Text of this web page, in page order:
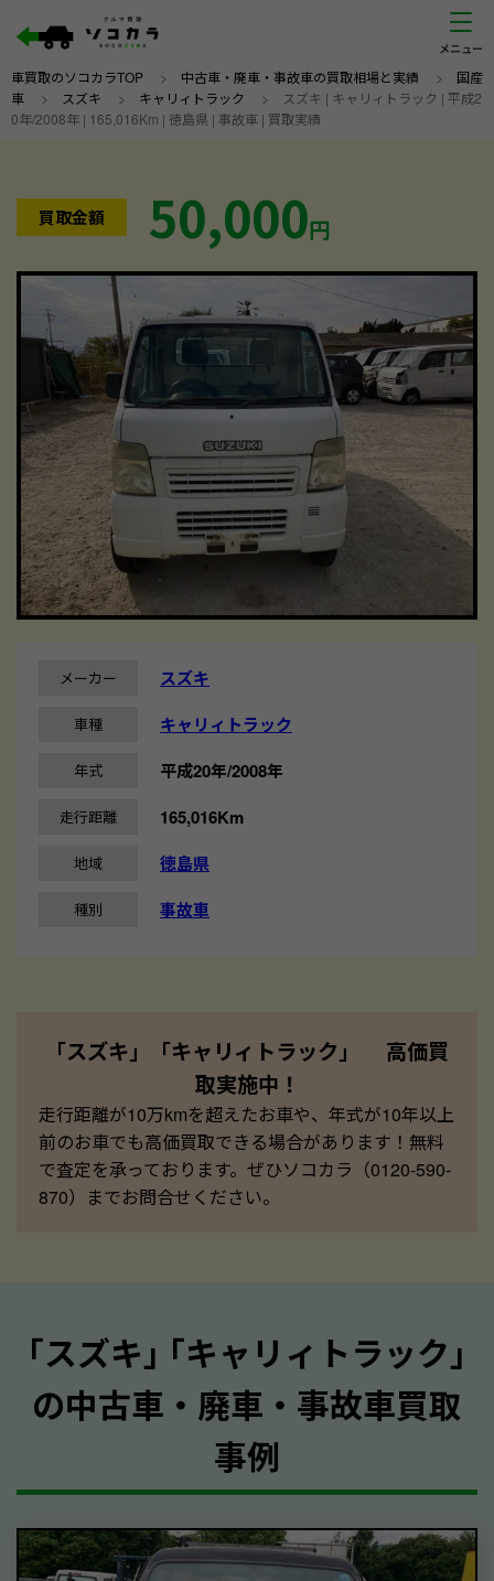
車買取のソコカラTOP > 中古車・廃車・事故車の買取相場と実績 > 国産
車 > スズキ > キャリィトラック >
スズキ | キャリィトラック | 平成2
0年/2008年 | 165,016Km | 徳島県 | 事故車 | 買取実績
買取金額 50,000円
メーカー スズキ
車種 キャリィトラック
年式 平成20年/2008年
走行距離 165,016Km
地域 徳島県
種別 事故車
「スズキ」「キャリィトラック」 高価買
取実施中！
走行距離が10万kmを超えたお車や、年式が10年以上
前のお車でも高価買取できる場合があります！無料
で査定を承っております。ぜひソコカラ（0120-590-
870）までお問合せください。
｢スズキ｣ ｢キャリィトラック｣
の中古車・廃車・事故車買取
事例